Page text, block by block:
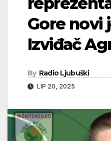
Gore novi
Izviđač
By Radio Ljubuški
LIP 20, 2025